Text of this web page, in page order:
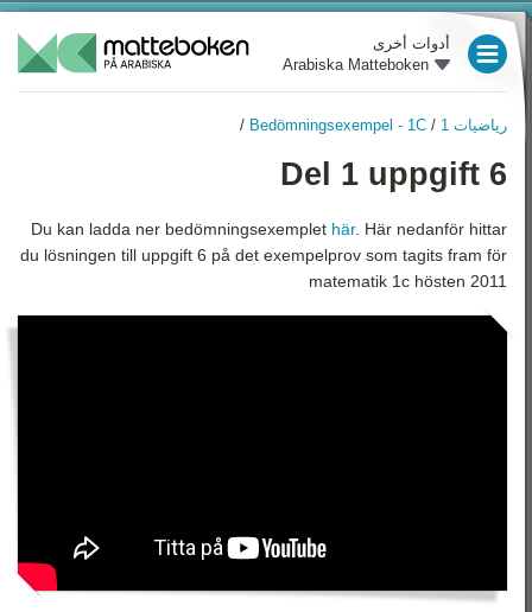
أدوات أخرى
Arabiska Matteboken
رياضيات 1 /
Bedömningsexempel - 1C
/
Del 1 uppgift 6
Du kan ladda ner bedömningsexemplet här. Här nedanför hittar
du lösningen till uppgift 6 på det exempelprov som tagits fram för
matematik 1c hösten 2011
العام الدراسي 4
العام الدراسي 5
العام الدراسي 6
العام الدراسي 7
العام الدراسي 8
الأعداد
الهندسة
الجبر